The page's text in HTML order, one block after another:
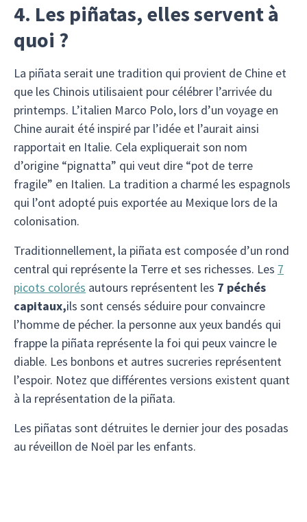
4. Les piñatas, elles servent à
quoi ?
La piñata serait une tradition qui provient de Chine et
que les Chinois utilisaient pour célébrer l’arrivée du
printemps. L’italien Marco Polo, lors d’un voyage en
Chine aurait été inspiré par l’idée et l’aurait ainsi
rapportait en Italie. Cela expliquerait son nom
d’origine “pignatta” qui veut dire “pot de terre
fragile” en Italien. La tradition a charmé les espagnols
qui l’ont adopté puis exportée au Mexique lors de la
colonisation.
Traditionnellement, la piñata est composée d’un rond
central qui représente la Terre et ses richesses. Les 7
picots colorés autours représentent les 7 péchés
capitaux,ils sont censés séduire pour convaincre
l’homme de pécher. la personne aux yeux bandés qui
frappe la piñata représente la foi qui peux vaincre le
diable. Les bonbons et autres sucreries représentent
l’espoir. Notez que différentes versions existent quant
à la représentation de la piñata.
Les piñatas sont détruites le dernier jour des posadas
au réveillon de Noël par les enfants.